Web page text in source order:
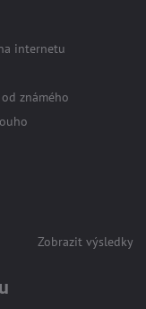
internetu
známého
Zobrazit výsledky